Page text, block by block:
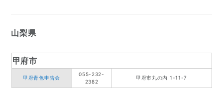
山梨県
甲府市
甲府青色申告会
055-232-
2382
甲府市丸の内 1-11-7